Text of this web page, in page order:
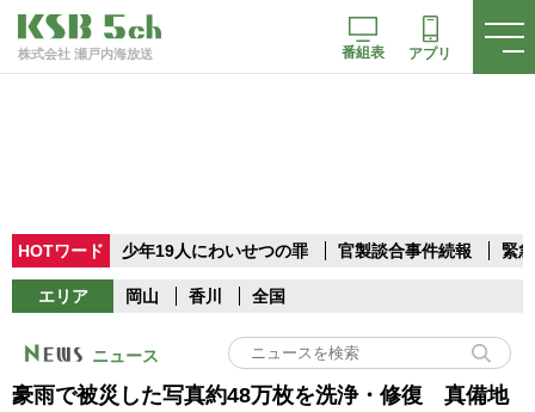
株式会社 瀬戸内海放送 番組表 アプリ
HOTワード 少年19人にわいせつの罪 官製談合事件続報 緊
エリア 岡山 香川 全国
ニュース
豪雨で被災した写真約48万枚を洗浄・修復 真備地